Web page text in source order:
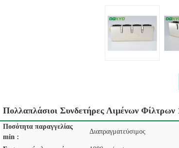
Πολλαπλάσιοι Συνδετήρες Λιμένων
Ποσότητα παραγγελίας
min :
Διαπραγματεύσιμος